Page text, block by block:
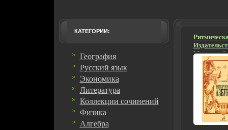
КАТЕГОРИИ:
География
Русский язык
Экономика
Литература
Коллекции сочинений
Физика
Алгебра
Мягкая
978-5-
экз
мм) инфо